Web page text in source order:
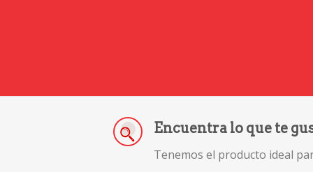
Encuentra lo que te
Tenemos el producto ideal